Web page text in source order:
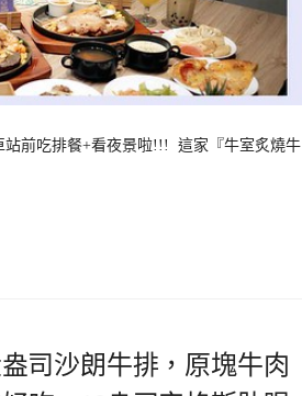
前吃排餐+看夜景啦!!! 這家『牛室炙燒牛
司沙朗牛排，原塊牛肉